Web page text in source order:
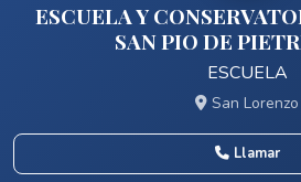
ESCUELA Y
SAN PIO DE
ESCUELA
San Lorenzo
Llamar